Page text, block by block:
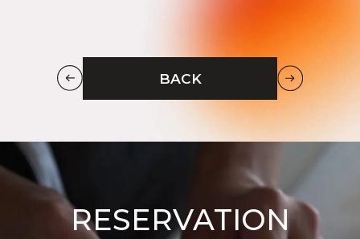
BACK
RESERVATION